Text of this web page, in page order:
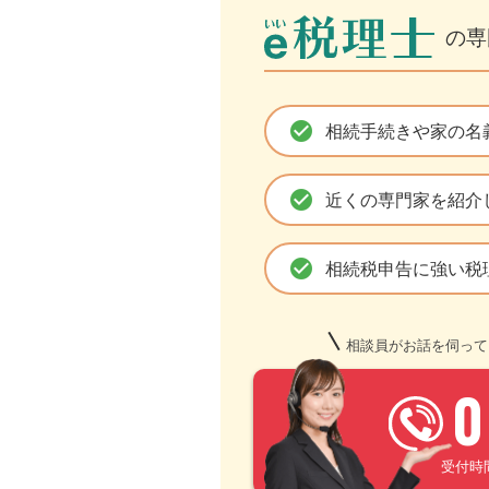
の
check_circle 相続手続きや家の名
check_circle 近くの専門家を紹介
check_circle 相続税申告に強い税
相談員がお話を伺っ
受付時